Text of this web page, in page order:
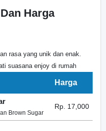
Harga
rasa yang unik dan enak.
suasana enjoy di rumah
Harga
Brown Sugar
Rp. 17,000